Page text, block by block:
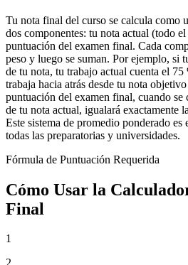
Tu nota final del curso se calcula como
dos componentes: tu nota actual (todo
puntuación del examen final. Cada
peso y luego se suman. Por ejemplo, si
de tu nota, tu trabajo actual cuenta el
trabaja hacia atrás desde tu nota
puntuación del examen final, cuando
de tu nota actual, igualará exactamente
Este sistema de promedio ponderado es
todas las preparatorias y universidades.
Fórmula de Puntuación Requerida
Cómo Usar la
Final
1